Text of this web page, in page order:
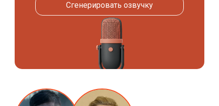
Сгенерировать озвучку